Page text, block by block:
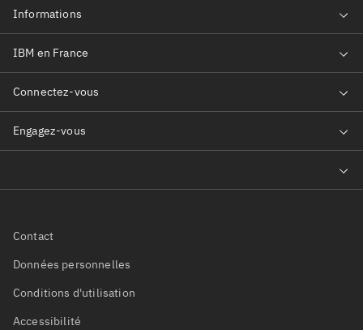
Contact
Données personnelles
Conditions d'utilisation
Accessibilité